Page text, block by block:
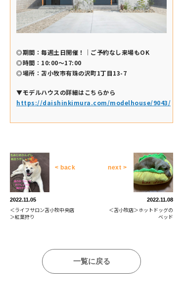
◎期間：毎週土日開催！｜ご予約なし来場もOK
◎時間：10:00～17:00
◎場所：苫小牧市有珠の沢町1丁目13-7
▼モデルハウスの詳細はこちらから
https://daishinkimura.com/modelhouse/9043/
2022.11.05
＜ライフサロン苫小牧中央店
＞紅葉狩り
< back
2022.11.08
＜苫小牧店＞ホットドッグの
ベッド
next >
一覧に戻る